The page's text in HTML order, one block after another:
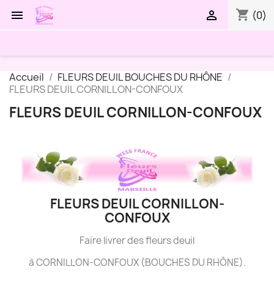
 shopping_cart (0)

Accueil
FLEURS DEUIL BOUCHES DU RHÔNE
FLEURS DEUIL CORNILLON-CONFOUX
FLEURS DEUIL CORNILLON-CONFOUX
FLEURS DEUIL CORNILLON-
CONFOUX
Faire livrer des fleurs deuil
à CORNILLON-CONFOUX (BOUCHES DU RHÔNE).